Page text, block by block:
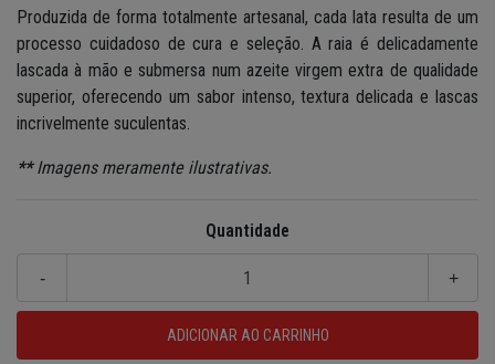
Produzida de forma totalmente artesanal, cada lata resulta de um
processo cuidadoso de cura e seleção. A raia é delicadamente
lascada à mão e submersa num azeite virgem extra de qualidade
superior, oferecendo um sabor intenso, textura delicada e lascas
incrivelmente suculentas.
**Imagens meramente ilustrativas.
Quantidade
+
-